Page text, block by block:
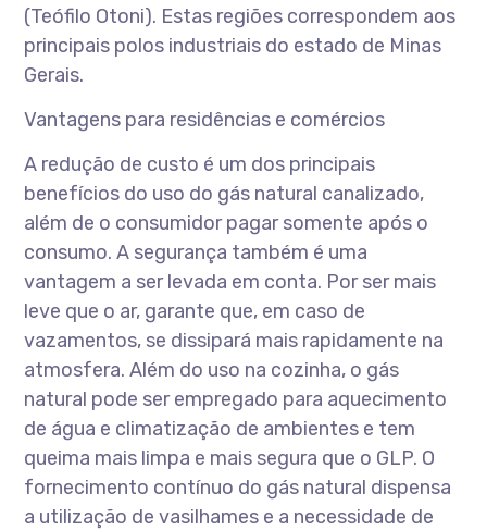
(Teófilo Otoni). Estas regiões correspondem aos
principais polos industriais do estado de Minas
Gerais.
Vantagens para residências e comércios
A redução de custo é um dos principais
benefícios do uso do gás natural canalizado,
além de o consumidor pagar somente após o
consumo. A segurança também é uma
vantagem a ser levada em conta. Por ser mais
leve que o ar, garante que, em caso de
vazamentos, se dissipará mais rapidamente na
atmosfera. Além do uso na cozinha, o gás
natural pode ser empregado para aquecimento
de água e climatização de ambientes e tem
queima mais limpa e mais segura que o GLP. O
fornecimento contínuo do gás natural dispensa
a utilização de vasilhames e a necessidade de